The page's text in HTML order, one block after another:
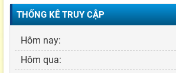
THỐNG KÊ TRUY CẬP
Hôm nay:
Hôm qua: